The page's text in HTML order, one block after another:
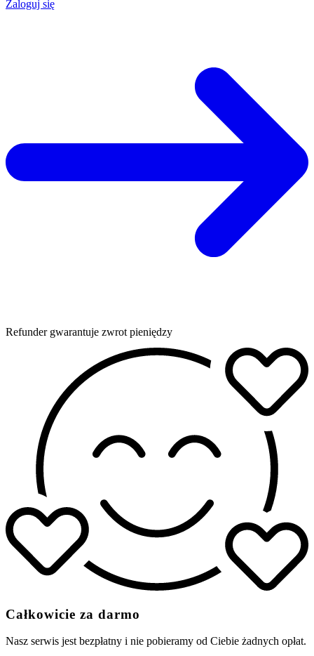
Zaloguj się
Refunder gwarantuje zwrot pieniędzy
Całkowicie za darmo
Nasz serwis jest bezpłatny i nie pobieramy od Ciebie żadnych opłat.